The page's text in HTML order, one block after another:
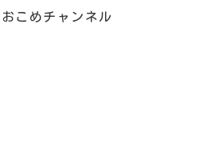
おこめチャンネル